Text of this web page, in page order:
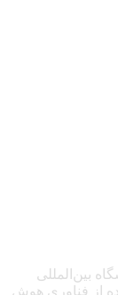
بین‌المللی
از فناوری هوش